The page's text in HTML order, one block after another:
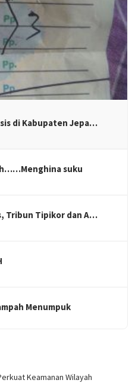
di Kabupaten Jepa…
suku
Tribun Tipikor dan A…
Menumpuk
Keamanan Wilayah